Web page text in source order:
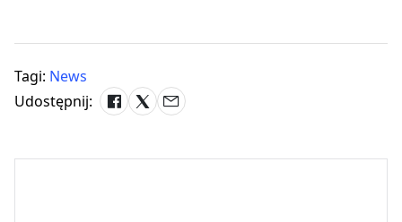
Tagi: News
Udostępnij: